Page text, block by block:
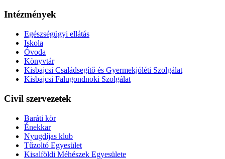
Intézmények
Egészségügyi ellátás
Iskola
Óvoda
Könyvtár
Kisbajcsi Családsegítő és Gyermekjóléti Szolgálat
Kisbajcsi Falugondnoki Szolgálat
Civil szervezetek
Baráti kör
Énekkar
Nyugdíjas klub
Tűzoltó Egyesület
Kisalföldi Méhészek Egyesülete